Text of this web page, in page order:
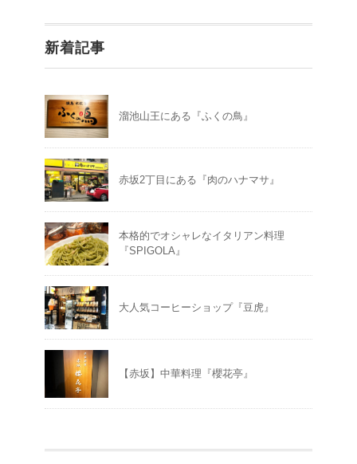
新着記事
溜池山王にある『ふくの鳥』
赤坂2丁目にある『肉のハナマサ』
本格的でオシャレなイタリアン料理
『SPIGOLA』
大人気コーヒーショップ『豆虎』
【赤坂】中華料理『櫻花亭』